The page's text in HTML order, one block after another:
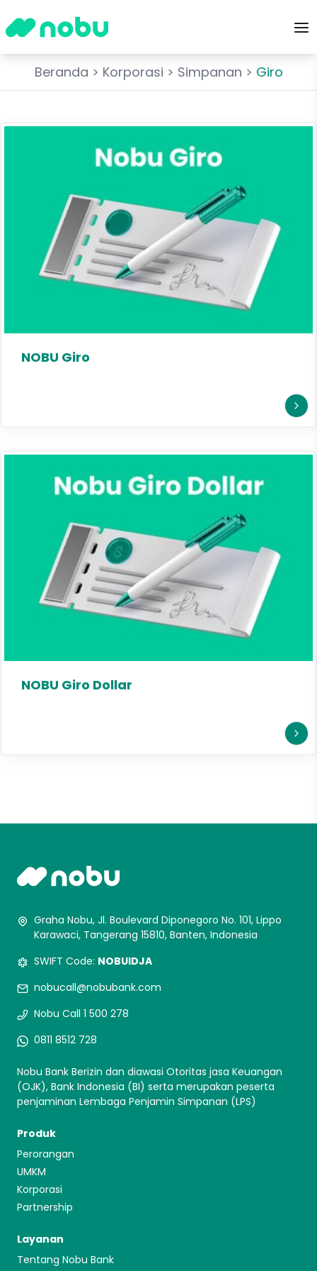
Beranda > Korporasi > Simpanan > Giro
NOBU Giro
NOBU Giro Dollar
Graha Nobu, Jl. Boulevard Diponegoro No. 101, Lippo
Karawaci, Tangerang 15810, Banten, Indonesia
SWIFT Code: NOBUIDJA
nobucall@nobubank.com
Nobu Call 1 500 278
0811 8512 728
Nobu Bank Berizin dan diawasi Otoritas jasa Keuangan
(OJK), Bank Indonesia (BI) serta merupakan peserta
penjaminan Lembaga Penjamin Simpanan (LPS)
Produk
Perorangan
UMKM
Korporasi
Partnership
Layanan
Tentang Nobu Bank